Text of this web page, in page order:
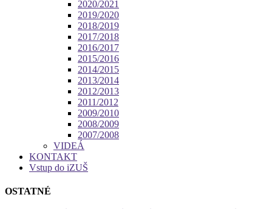
2020/2021
2019/2020
2018/2019
2017/2018
2016/2017
2015/2016
2014/2015
2013/2014
2012/2013
2011/2012
2009/2010
2008/2009
2007/2008
VIDEÁ
KONTAKT
Vstup do iZUŠ
OSTATNÉ